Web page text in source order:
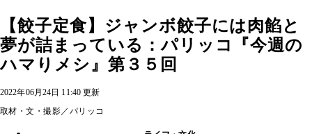
【餃子定食】ジャンボ餃子には肉餡と
夢が詰まっている：パリッコ『今週の
ハマりメシ』第３５回
2022年06月24日 11:40 更新
取材・文・撮影／パリッコ